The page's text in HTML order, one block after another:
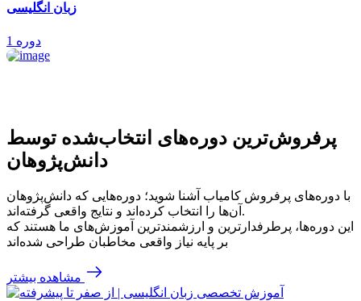
زبان انگلیسی
1 دوره
پرفروش‌ترین‌ دوره‌های انتخاب‌شده توسط
دانش‌پژوهان
با دوره‌های پرفروش کامیاب آشنا شوید؛ دوره‌هایی که دانش‌پژوهان
آن‌ها را انتخاب کرده‌اند و نتایج واقعی گرفته‌اند.
این دوره‌ها، پرطرفدارترین و ارزشمندترین آموزش‌های ما هستند که
بر پایه نیاز واقعی مخاطبان طراحی شده‌اند
مشاهده بیشتر